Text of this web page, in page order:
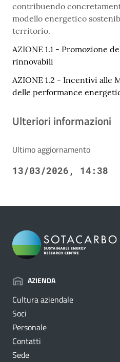
contribuendo
modello energetico
territorio.
AZIONE 1.1 - Promozione
rinnovabili
AZIONE 1.2 - Incentivi alle
delle performance
Ulteriori informazioni
Ultimo aggiornamento
13/03/2026, 14:38
AZIENDA
Cultura aziendale
Soci
Personale
Contatti
Sede